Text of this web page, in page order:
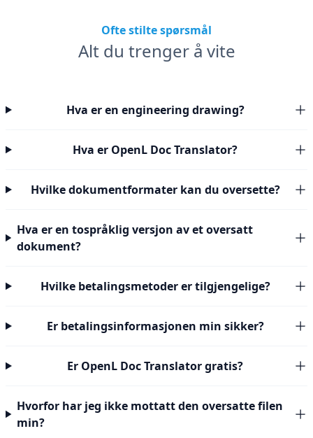
Ofte stilte spørsmål
Alt du trenger å vite
Hva er en engineering drawing?
Hva er OpenL Doc Translator?
Hvilke dokumentformater kan du oversette?
Hva er en tospråklig versjon av et oversatt
dokument?
Hvilke betalingsmetoder er tilgjengelige?
Er betalingsinformasjonen min sikker?
Er OpenL Doc Translator gratis?
Hvorfor har jeg ikke mottatt den oversatte filen
min?